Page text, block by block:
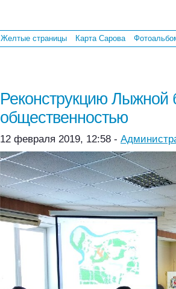
Желтые страницы Карта Сарова
Реконструкцию Лыжной
общественностью
12 февраля 2019, 12:58 -